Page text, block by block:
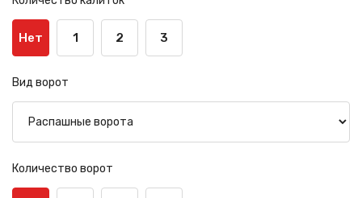
Нет 1 2 3
Вид ворот
Количество ворот